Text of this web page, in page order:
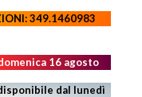
349.1460983
16 agosto
dal lunedì